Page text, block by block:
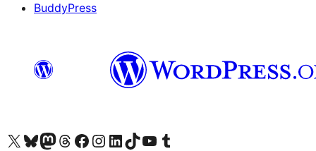
BuddyPress
Visit our X (formerly Twitter) account
Visit our Bluesky account
Visita nuestra cuenta de Twitter
Visit our Threads account
Visita nuestra página de Facebook
Visite nuestra cuenta de Instagram
Visit our LinkedIn account
Visit our TikTok account
Visit our YouTube channel
Visit our Tumblr account